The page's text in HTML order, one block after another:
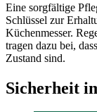
Eine sorgfältige
Schlüssel zur
Küchenmesser.
tragen dazu bei,
Zustand sind.
Sicherheit